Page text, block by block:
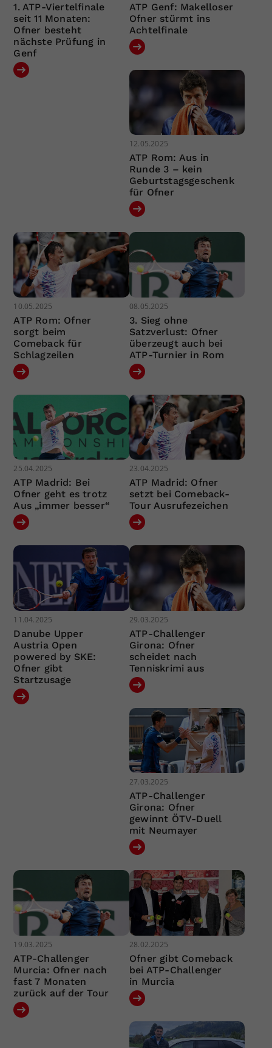
1. ATP-Viertelfinale
seit 11 Monaten:
Ofner besteht
nächste Prüfung in
Genf
ATP Genf: Makelloser
Ofner stürmt ins
Achtelfinale
12.05.2025
ATP Rom: Aus in
Runde 3 – kein
Geburtstagsgeschenk
für Ofner
10.05.2025
ATP Rom: Ofner
sorgt beim
Comeback für
Schlagzeilen
08.05.2025
3. Sieg ohne
Satzverlust: Ofner
überzeugt auch bei
ATP-Turnier in Rom
25.04.2025
ATP Madrid: Bei
Ofner geht es trotz
Aus „immer besser“
23.04.2025
ATP Madrid: Ofner
setzt bei Comeback-
Tour Ausrufezeichen
11.04.2025
Danube Upper
Austria Open
powered by SKE:
Ofner gibt
Startzusage
29.03.2025
ATP-Challenger
Girona: Ofner
scheidet nach
Tenniskrimi aus
27.03.2025
ATP-Challenger
Girona: Ofner
gewinnt ÖTV-Duell
mit Neumayer
19.03.2025
ATP-Challenger
Murcia: Ofner nach
fast 7 Monaten
zurück auf der Tour
28.02.2025
Ofner gibt Comeback
bei ATP-Challenger
in Murcia